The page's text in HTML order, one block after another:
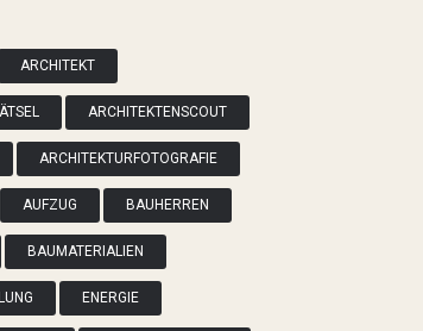
ARCHITEKT
ARCHITEKTENSCOUT
ARCHITEKTURFOTOGRAFIE
AUFZUG BAUHERREN
BAUMATERIALIEN
ENERGIE